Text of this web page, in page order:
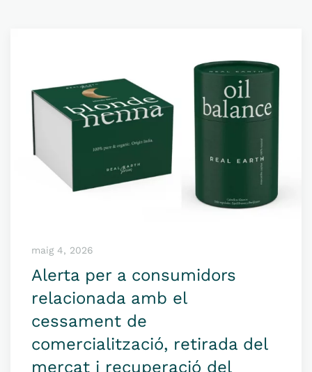
maig 4, 2026
Alerta per a consumidors
relacionada amb el
cessament de
comercialització, retirada del
mercat i recuperació del